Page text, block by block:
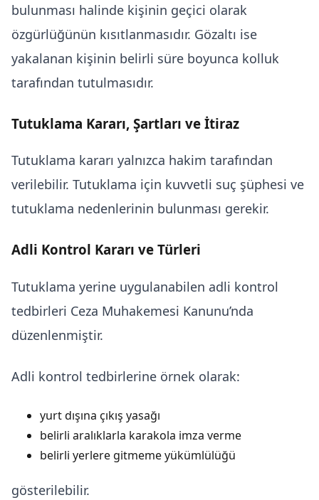
bulunması halinde kişinin geçici olarak
özgürlüğünün kısıtlanmasıdır. Gözaltı ise
yakalanan kişinin belirli süre boyunca kolluk
tarafından tutulmasıdır.
Tutuklama Kararı, Şartları ve İtiraz
Tutuklama kararı yalnızca hakim tarafından
verilebilir. Tutuklama için kuvvetli suç şüphesi ve
tutuklama nedenlerinin bulunması gerekir.
Adli Kontrol Kararı ve Türleri
Tutuklama yerine uygulanabilen adli kontrol
tedbirleri Ceza Muhakemesi Kanunu’nda
düzenlenmiştir.
Adli kontrol tedbirlerine örnek olarak:
yurt dışına çıkış yasağı
belirli aralıklarla karakola imza verme
belirli yerlere gitmeme yükümlülüğü
gösterilebilir.